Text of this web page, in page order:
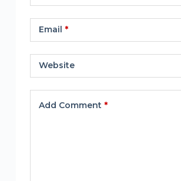
Email *
Website
Add Comment *